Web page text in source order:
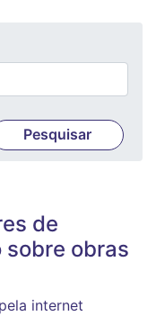
de
sobre obras
internet